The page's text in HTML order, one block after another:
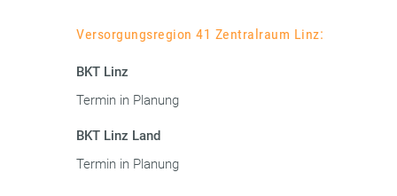
Versorgungsregion 41 Zentralraum Linz:
BKT Linz
Termin in Planung
BKT Linz Land
Termin in Planung